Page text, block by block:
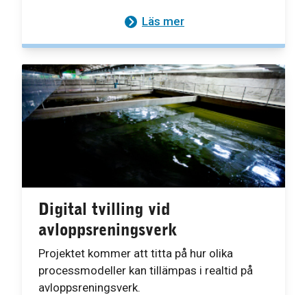
Läs mer
Digital tvilling vid
avloppsreningsverk
Projektet kommer att titta på hur olika
processmodeller kan tillämpas i realtid på
avloppsreningsverk.